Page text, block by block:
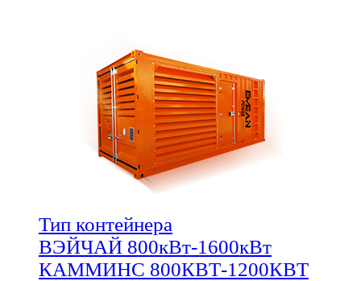
Тип контейнера
ВЭЙЧАЙ 800кВт-1600кВт
КАММИНС 800КВТ-1200КВТ